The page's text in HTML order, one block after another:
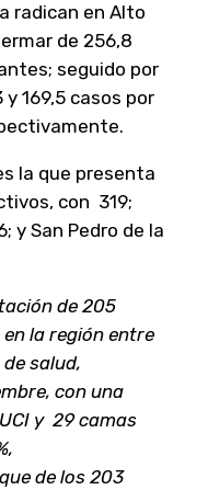
radican en Alto
de 256,8
seguido por
169,5 casos por
la que presenta
con 319;
y San Pedro de la
de 205
en la región entre
salud,
con una
y 29 camas
de los 203